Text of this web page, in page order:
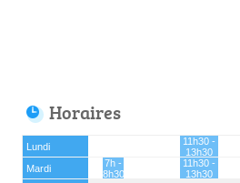
Horaires
Lundi
11h30 -
13h30
Mardi
7h -
8h30
11h30 -
13h30